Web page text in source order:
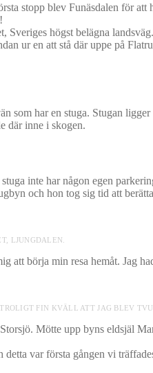
stopp blev Funäsdalen för
högst belägna
ur en att stå där uppe på
som har en stuga. Stugan
där inne i skogen.
inte har någon egen
och hon tog sig tid att
LJUNGDALEN.
att börja min resa hemåt. Jag
FIN KVÄLL ATT JAG BLEV
Mötte upp byns eldsjäl
var första gången vi